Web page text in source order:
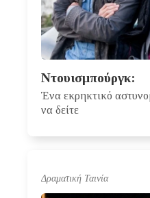
Ντουισμπούργκ:
Ένα εκρηκτικό
να δείτε
Δραματική Ταινία